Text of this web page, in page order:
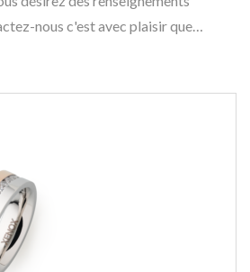
nous c'est avec plaisir que…